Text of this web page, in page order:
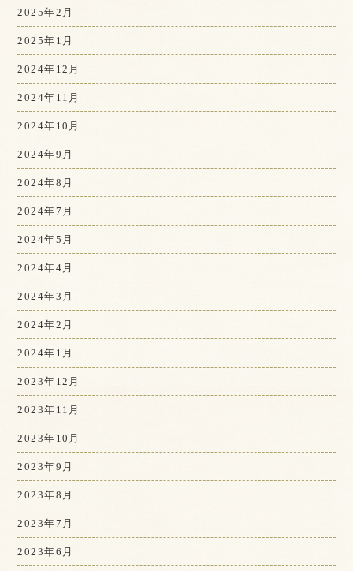
2025年2月
2025年1月
2024年12月
2024年11月
2024年10月
2024年9月
2024年8月
2024年7月
2024年5月
2024年4月
2024年3月
2024年2月
2024年1月
2023年12月
2023年11月
2023年10月
2023年9月
2023年8月
2023年7月
2023年6月